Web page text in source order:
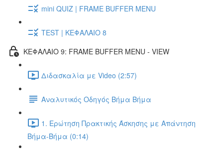
mini QUIZ | FRAME BUFFER MENU
TEST | ΚΕΦΑΛΑΙΟ 8
ΚΕΦΑΛΑΙΟ 9: FRAME BUFFER MENU - VIEW
Διδασκαλία με Video (2:57)
Αναλυτικός Οδηγός Βήμα Βήμα
1. Ερώτηση Πρακτικής Άσκησης με Απάντηση
Βήμα-Βήμα (0:14)